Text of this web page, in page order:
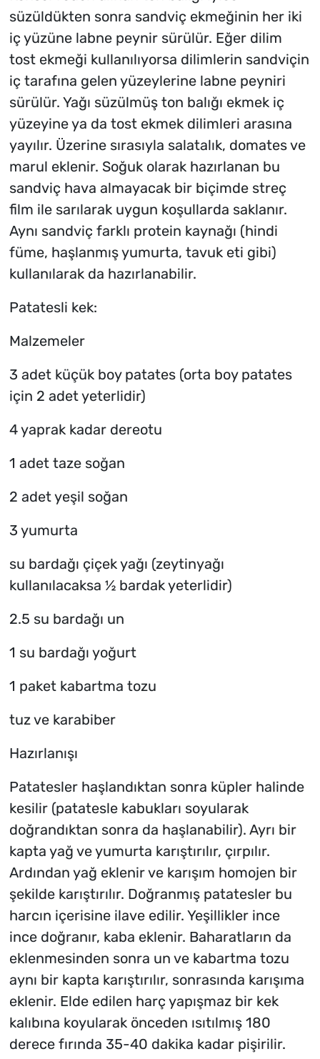
süzüldükten sonra sandviç ekmeğinin her iki
iç yüzüne labne peynir sürülür. Eğer dilim
tost ekmeği kullanılıyorsa dilimlerin sandviçin
iç tarafına gelen yüzeylerine labne peyniri
sürülür. Yağı süzülmüş ton balığı ekmek iç
yüzeyine ya da tost ekmek dilimleri arasına
yayılır. Üzerine sırasıyla salatalık, domates ve
marul eklenir. Soğuk olarak hazırlanan bu
sandviç hava almayacak bir biçimde streç
film ile sarılarak uygun koşullarda saklanır.
Aynı sandviç farklı protein kaynağı (hindi
füme, haşlanmış yumurta, tavuk eti gibi)
kullanılarak da hazırlanabilir.
Patatesli kek:
Malzemeler
3 adet küçük boy patates (orta boy patates
için 2 adet yeterlidir)
4 yaprak kadar dereotu
1 adet taze soğan
2 adet yeşil soğan
3 yumurta
su bardağı çiçek yağı (zeytinyağı
kullanılacaksa ½ bardak yeterlidir)
2.5 su bardağı un
1 su bardağı yoğurt
1 paket kabartma tozu
tuz ve karabiber
Hazırlanışı
Patatesler haşlandıktan sonra küpler halinde
kesilir (patatesle kabukları soyularak
doğrandıktan sonra da haşlanabilir). Ayrı bir
kapta yağ ve yumurta karıştırılır, çırpılır.
Ardından yağ eklenir ve karışım homojen bir
şekilde karıştırılır. Doğranmış patatesler bu
harcın içerisine ilave edilir. Yeşillikler ince
ince doğranır, kaba eklenir. Baharatların da
eklenmesinden sonra un ve kabartma tozu
aynı bir kapta karıştırılır, sonrasında karışıma
eklenir. Elde edilen harç yapışmaz bir kek
kalıbına koyularak önceden ısıtılmış 180
derece fırında 35-40 dakika kadar pişirilir.